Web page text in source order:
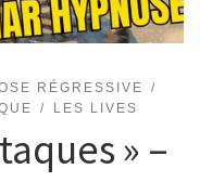
RÉGRESSIVE
LES LIVES
» –